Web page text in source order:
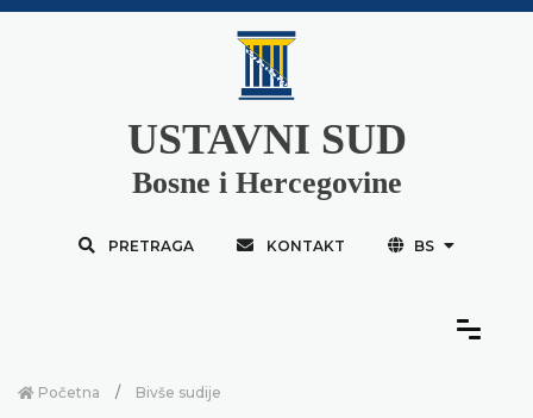
USTAVNI SUD
Bosne i Hercegovine
PRETRAGA KONTAKT BS
Početna Bivše sudije